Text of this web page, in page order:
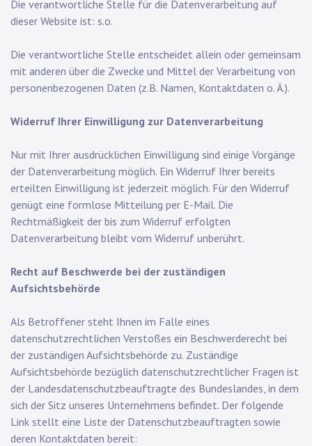
Die verantwortliche Stelle für die Datenverarbeitung auf
dieser Website ist: s.o.
Die verantwortliche Stelle entscheidet allein oder gemeinsam
mit anderen über die Zwecke und Mittel der Verarbeitung von
personenbezogenen Daten (z.B. Namen, Kontaktdaten o. Ä.).
Widerruf Ihrer Einwilligung zur Datenverarbeitung
Nur mit Ihrer ausdrücklichen Einwilligung sind einige Vorgänge
der Datenverarbeitung möglich. Ein Widerruf Ihrer bereits
erteilten Einwilligung ist jederzeit möglich. Für den Widerruf
genügt eine formlose Mitteilung per E-Mail. Die
Rechtmäßigkeit der bis zum Widerruf erfolgten
Datenverarbeitung bleibt vom Widerruf unberührt.
Recht auf Beschwerde bei der zuständigen
Aufsichtsbehörde
Als Betroffener steht Ihnen im Falle eines
datenschutzrechtlichen Verstoßes ein Beschwerderecht bei
der zuständigen Aufsichtsbehörde zu. Zuständige
Aufsichtsbehörde bezüglich datenschutzrechtlicher Fragen ist
der Landesdatenschutzbeauftragte des Bundeslandes, in dem
sich der Sitz unseres Unternehmens befindet. Der folgende
Link stellt eine Liste der Datenschutzbeauftragten sowie
deren Kontaktdaten bereit: